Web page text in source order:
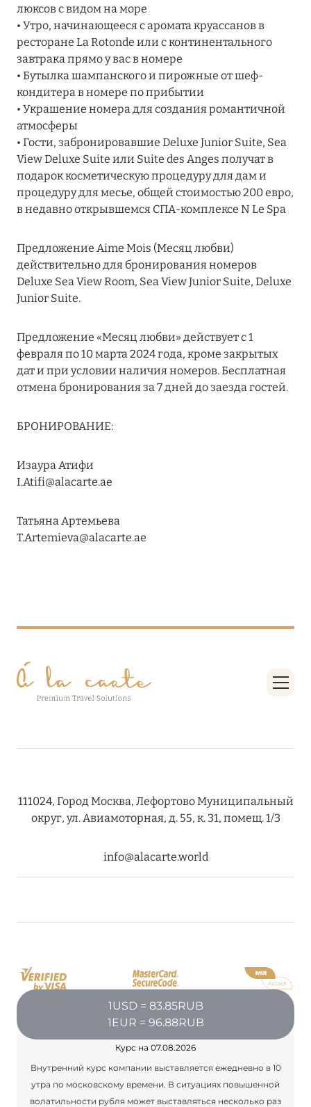
13 февраля 2025
MANDARIN ORIENTAL JUMEIRA, DUBAI:
СКИДКИ ДО 30 % ОТ СУММЫ КОНТРАКТА НА
РАЗМЕЩЕНИЕ ВЕСНОЙ
Подробнее
11 декабря 2024
RIXOS PREMIUM SAADIYAT ISLAND ABU DHABI:
КОНЦЕПЦИЯ «ВСЁ ВКЛЮЧЕНО – ВСЁ
Подробнее
27 сентября 2024
Подробнее
27 сентября 2024
HÔTEL BARRIÈRE LES NEIGES
HÔTEL BARRIÈRE LES NEIGES
Подробнее
Подробнее
ВЫГОДНАЯ АРИФМЕТИКА ОТ ULTIMA GSTAAD
THE NAUTILUS MALDIVES: МАНТЫ, КИТОВЫЕ
ONE&ONLY PORTONOVI: В АВГУСТЕ ПО
СПЕЦИАЛЬНЫМ ЦЕНАМ
19 июля 2024
BIJAL: АКТУАЛЬНЫЕ СПЕЦИАЛЬНЫЕ
люксов с видом на море
• Утро, начинающееся с аромата круассанов в
ресторане La Rotonde или с континентального
завтрака прямо у вас в номере
• Бутылка шампанского и пирожные от шеф-
кондитера в номере по прибытии
• Украшение номера для создания романтичной
атмосферы
• Гости, забронировавшие Deluxe Junior Suite, Sea
View Deluxe Suite или Suite des Anges получат в
подарок косметическую процедуру для дам и
процедуру для месье, общей стоимостью 200 евро,
в недавно открывшемся СПА-комплексе N Le Spa
Предложение Aime Mois (Месяц любви)
действительно для бронирования номеров
Deluxe Sea View Room, Sea View Junior Suite, Deluxe
Junior Suite.
Предложение «Месяц любви» действует с 1
февраля по 10 марта 2024 года, кроме закрытых
дат и при условии наличия номеров. Бесплатная
отмена бронирования за 7 дней до заезда гостей.
БРОНИРОВАНИЕ:
Изаура Атифи
I.Atifi@alacarte.ae
Татьяна Артемьева
T.Artemieva@alacarte.ae
111024, Город Москва, Лефортово Муниципальный
округ, ул. Авиамоторная, д. 55, к. 31, помещ. 1/3
info@alacarte.world
1USD = 83.85RUB
1EUR = 96.88RUB
Курс на 07.08.2026
Внутренний курс компании выставляется ежедневно в 10
утра по московскому времени. В ситуациях повышенной
волатильности рубля может выставляться несколько раз